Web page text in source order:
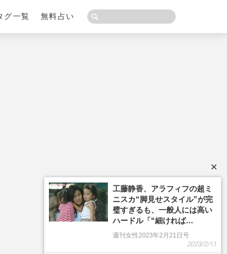
グ一覧 無料占い
×
工藤静香、アラフィフの超ミ
ニスカ“脚見せスタイル”が完
璧すぎるも、一般人には高い
ハードル「“細ければ…
週刊女性2023年2月21日号
2023/2/11